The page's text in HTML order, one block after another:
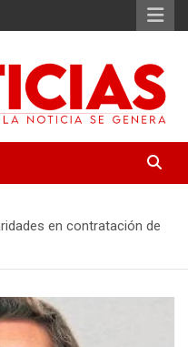
en contratación de